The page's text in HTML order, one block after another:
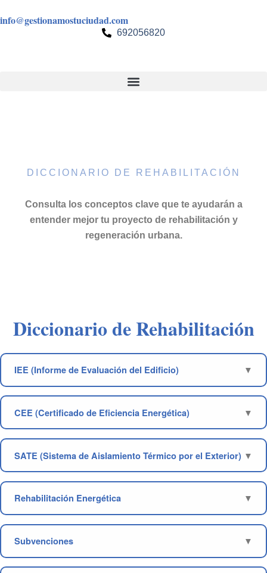
al
info@gestionamostuciudad.com
692056820
DICCIONARIO DE REHABILITACIÓN
Consulta los conceptos clave que te ayudarán a
entender mejor tu proyecto de rehabilitación y
regeneración urbana.
Diccionario de Rehabilitación
IEE (Informe de Evaluación del Edificio)
CEE (Certificado de Eficiencia Energética)
SATE (Sistema de Aislamiento Térmico por el Exterior)
Rehabilitación Energética
Subvenciones